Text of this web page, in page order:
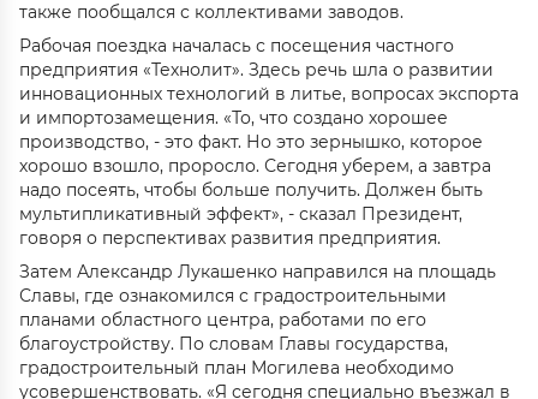
также пообщался с коллективами заводов.
Рабочая поездка началась с посещения частного
предприятия «Технолит». Здесь речь шла о развитии
инновационных технологий в литье, вопросах экспорта
и импортозамещения. «То, что создано хорошее
производство, - это факт. Но это зернышко, которое
хорошо взошло, проросло. Сегодня уберем, а завтра
надо посеять, чтобы больше получить. Должен быть
мультипликативный эффект», - сказал Президент,
говоря о перспективах развития предприятия.
Затем Александр Лукашенко направился на площадь
Славы, где ознакомился с градостроительными
планами областного центра, работами по его
благоустройству. По словам Главы государства,
градостроительный план Могилева необходимо
усовершенствовать. «Я сегодня специально въезжал в